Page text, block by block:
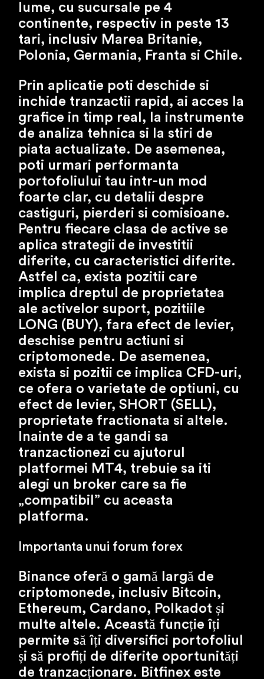
lume, cu sucursale pe 4
continente, respectiv in peste 13
tari, inclusiv Marea Britanie,
Polonia, Germania, Franta si Chile.
Prin aplicatie poti deschide si
inchide tranzactii rapid, ai acces la
grafice in timp real, la instrumente
de analiza tehnica si la stiri de
piata actualizate. De asemenea,
poti urmari performanta
portofoliului tau intr-un mod
foarte clar, cu detalii despre
castiguri, pierderi si comisioane.
Pentru fiecare clasa de active se
aplica strategii de investitii
diferite, cu caracteristici diferite.
Astfel ca, exista pozitii care
implica dreptul de proprietatea
ale activelor suport, pozitiile
LONG (BUY), fara efect de levier,
deschise pentru actiuni si
criptomonede. De asemenea,
exista si pozitii ce implica CFD-uri,
ce ofera o varietate de optiuni, cu
efect de levier, SHORT (SELL),
proprietate fractionata si altele.
Inainte de a te gandi sa
tranzactionezi cu ajutorul
platformei MT4, trebuie sa iti
alegi un broker care sa fie
„compatibil” cu aceasta
platforma.
Importanta unui forum forex
Binance oferă o gamă largă de
criptomonede, inclusiv Bitcoin,
Ethereum, Cardano, Polkadot și
multe altele. Această funcție îți
permite să îți diversifici portofoliul
și să profiți de diferite oportunități
de tranzacționare. Bitfinex este